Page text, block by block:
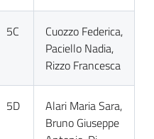
5C
Cuozzo Federica,
Paciello Nadia,
Rizzo Francesca
5D
Alari Maria Sara,
Bruno Giuseppe